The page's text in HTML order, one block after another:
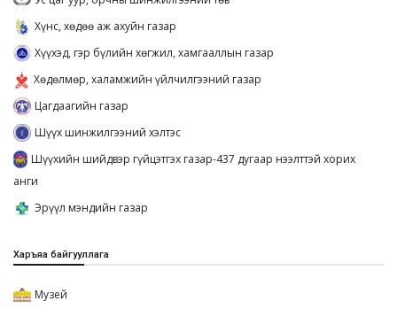
Хүнс, хөдөө аж ахуйн газар
Хүүхэд, гэр бүлийн хөгжил, хамгааллын газар
Хөдөлмөр, халамжийн үйлчилгээний газар
Цагдаагийн газар
Шүүх шинжилгээний хэлтэс
Шүүхийн шийдвэр гүйцэтгэх газар-437 дугаар нээлттэй хорих
анги
Эрүүл мэндийн газар
Харъяа байгууллага
Музей